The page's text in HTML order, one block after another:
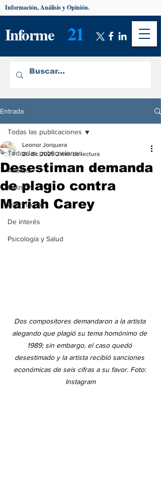
Informe 21
Información, Análisis y Opinión.
Entrada
Todas las publicaciones
Análisis
Opinión
Información
De interés
Psicología y Salud
Todas las publicaciones
Desestiman demanda
de plagio contra
Mariah Carey
Leonor Jorquera
26 dic 2025 2 min de lectura
Dos compositores demandaron a la artista
alegando que plagió su tema homónimo de
1989; sin embargo, el caso quedó
desestimado y la artista recibió sanciones
económicas de seis cifras a su favor. Foto:
Instagram